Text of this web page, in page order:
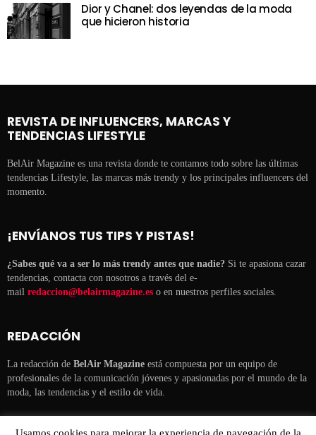
Dior y Chanel: dos leyendas de la moda
que hicieron historia
REVISTA DE INFLUENCERS, MARCAS Y
TENDENCIAS LIFESTYLE
BelAir Magazine es una revista donde te contamos todo sobre las últimas
tendencias Lifestyle, las marcas más trendy y los principales influencers del
momento.
¡ENVÍANOS TUS TIPS Y PISTAS!
¿Sabes qué va a ser lo más trendy antes que nadie? Si te apasiona cazar
tendencias, contacta con nosotros a través del e-
mail redaccion@belairmagazine.es o en nuestros perfiles sociales.
REDACCIÓN
La redacción de BelAir Magazine está compuesta por un equipo de
profesionales de la comunicación jóvenes y apasionadas por el mundo de la
moda, las tendencias y el estilo de vida.